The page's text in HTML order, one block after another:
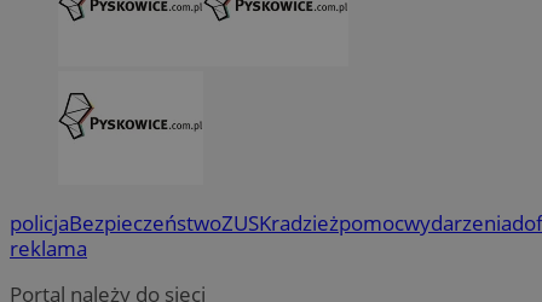
policjaBezpieczeństwoZUSKradzieżpomocwydarzenia
reklama
Portal należy do sieci